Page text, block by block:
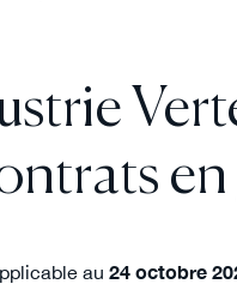
au24 octobre